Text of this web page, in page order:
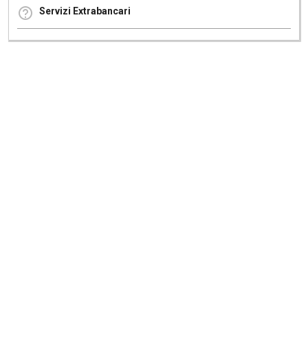
Servizi Extrabancari